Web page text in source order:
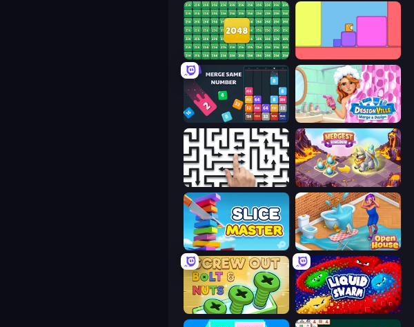
2048 Merge Blocks
Drop & Merge the Numbers Designville: Merge & Design
Arrow Escape: Puzzle Mergest Kingdom
Slice Master Open House
Screw Out: Bolts and Nuts Liquid Swarm